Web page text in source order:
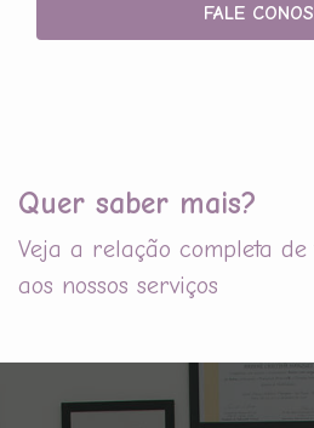
FALE
Quer saber mais?
Veja a relação completa
aos nossos serviços